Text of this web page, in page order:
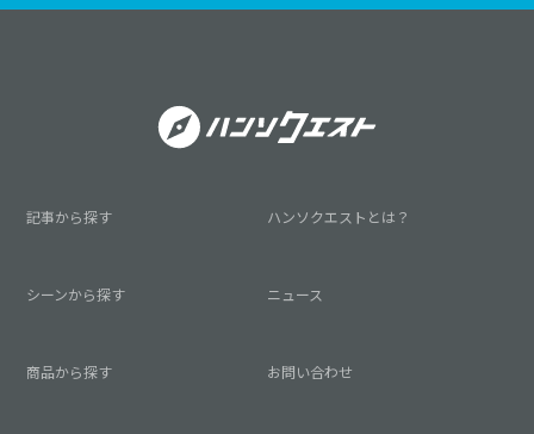
記事から探す
シーンから探す
商品から探す
ハンソクエストとは？
ニュース
お問い合わせ